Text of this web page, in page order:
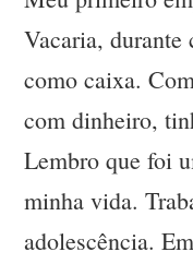
Vacaria, durante
como caixa.
com dinheiro,
Lembro que foi
minha vida.
adolescência.